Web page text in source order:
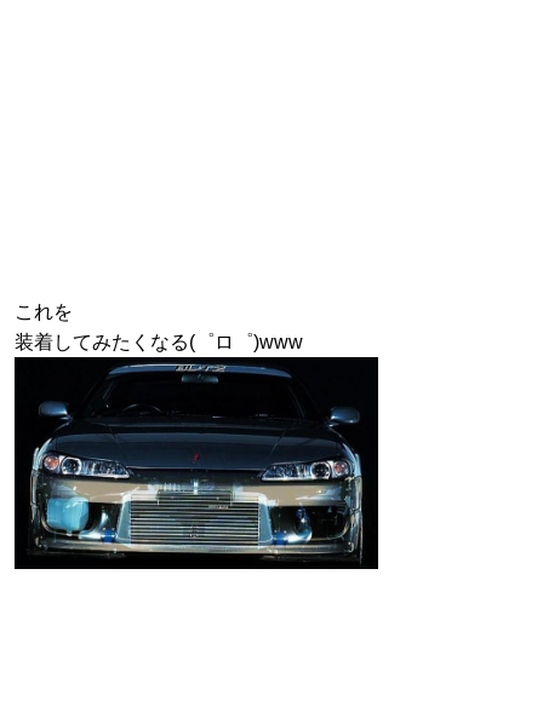
これを
装着してみたくなる(゜ロ゜)www